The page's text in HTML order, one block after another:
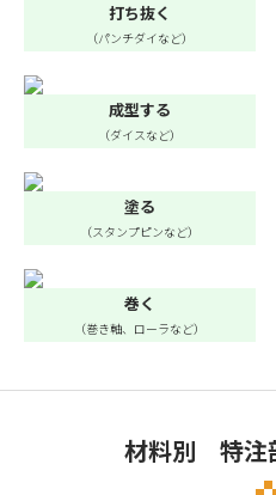
打ち抜く
（パンチダイなど）
成型する
（ダイスなど）
塗る
（スタンプピンなど）
巻く
（巻き軸、ローラなど）
材料別 特注